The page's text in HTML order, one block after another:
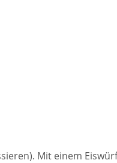
Mit einem